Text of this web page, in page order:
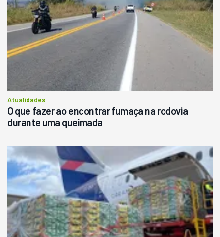
Atualidades
O que fazer ao encontrar fumaça na rodovia
durante uma queimada